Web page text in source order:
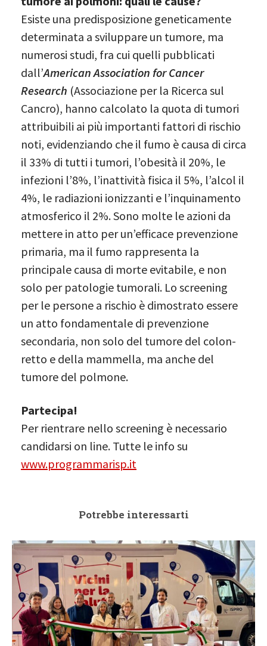
Esiste una predisposizione geneticamente
determinata a sviluppare un tumore, ma
numerosi studi, fra cui quelli pubblicati
dall’American Association for Cancer
Research (Associazione per la Ricerca sul
Cancro), hanno calcolato la quota di tumori
attribuibili ai più importanti fattori di rischio
noti, evidenziando che il fumo è causa di circa
il 33% di tutti i tumori, l’obesità il 20%, le
infezioni l’8%, l’inattività fisica il 5%, l’alcol il
4%, le radiazioni ionizzanti e l’inquinamento
atmosferico il 2%. Sono molte le azioni da
mettere in atto per un’efficace prevenzione
primaria, ma il fumo rappresenta la
principale causa di morte evitabile, e non
solo per patologie tumorali. Lo screening
per le persone a rischio è dimostrato essere
un atto fondamentale di prevenzione
secondaria, non solo del tumore del colon-
retto e della mammella, ma anche del
tumore del polmone.
Partecipa!
Per rientrare nello screening è necessario
candidarsi on line. Tutte le info su
www.programmarisp.it
Potrebbe interessarti